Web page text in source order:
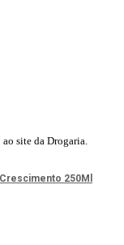
site da Drogaria.
250Ml